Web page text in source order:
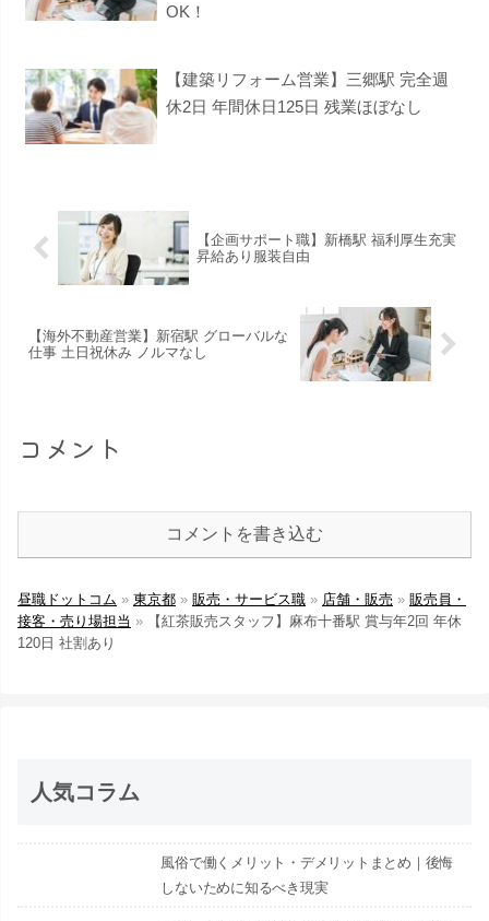
OK！
【建築リフォーム営業】三郷駅 完全週
休2日 年間休日125日 残業ほぼなし
【企画サポート職】新橋駅 福利厚生充実
昇給あり服装自由
【海外不動産営業】新宿駅 グローバルな
仕事 土日祝休み ノルマなし
コメント
コメントを書き込む
昼職ドットコム » 東京都 » 販売・サービス職 » 店舗・販売 » 販売員・
接客・売り場担当 »
【紅茶販売スタッフ】麻布十番駅 賞与年2回 年休
120日 社割あり
人気コラム
風俗で働くメリット・デメリットまとめ｜後悔
しないために知るべき現実